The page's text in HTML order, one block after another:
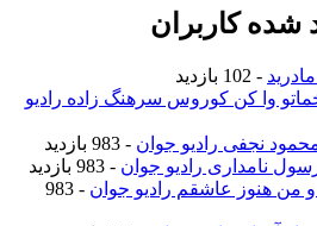
شده کاربران
- 102 بازدید
وا کن کوروس سرهنگ زاده رادیو
نجفی رادیو جوان - 983 بازدید
نامداری رادیو جوان - 983 بازدید
و من هنوز عاشقم رادیو جوان
- 983